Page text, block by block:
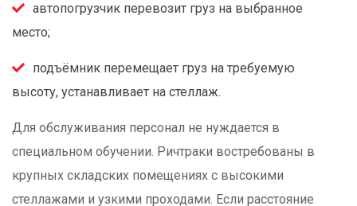
автопогрузчик перевозит груз на выбранное
место;
подъёмник перемещает груз на требуемую
высоту, устанавливает на стеллаж.
Для обслуживания персонал не нуждается в
специальном обучении. Ричтраки востребованы в
крупных складских помещениях с высокими
стеллажами и узкими проходами. Если расстояние